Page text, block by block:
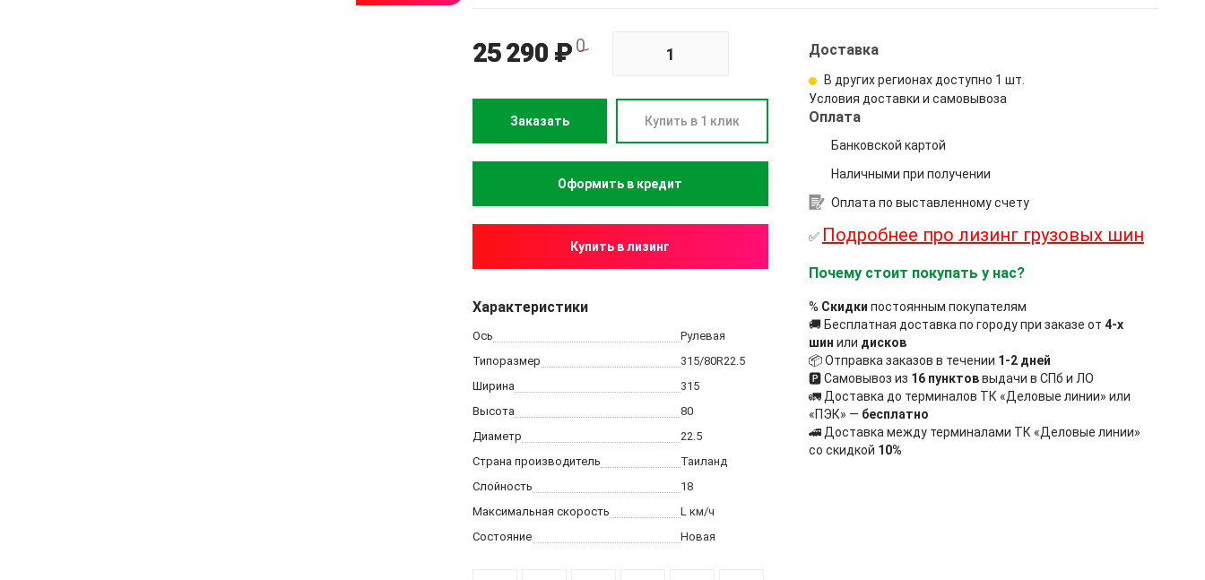
25 290 ₽ 0
Заказать Купить в 1 клик
Купить в лизинг
Характеристики
Ось
Рулевая
Типоразмер
315/80R22.5
Ширина
315
Высота
80
Диаметр
22.5
Страна производитель
Таиланд
Слойность
18
Максимальная скорость
L км/ч
Состояние
Новая
Доставка
В других регионах доступно 1 шт.
Условия доставки и самовывоза
Оплата
Банковской картой
Наличными при получении
Оплата по выставленному счету
✅ Подробнее про лизинг грузовых шин
Почему стоит покупать у нас?
% Скидки постоянным покупателям
🚚 Бесплатная доставка по городу при заказе от 4-х
шин или дисков
📦 Отправка заказов в течении 1-2 дней
🅿 Самовывоз из 16 пунктоввыдачи в СПб и ЛО
🚛 Доставка до терминалов ТК «Деловые линии» или
«ПЭК» — бесплатно
🚄 Доставка между терминалами ТК «Деловые линии»
со скидкой 10%